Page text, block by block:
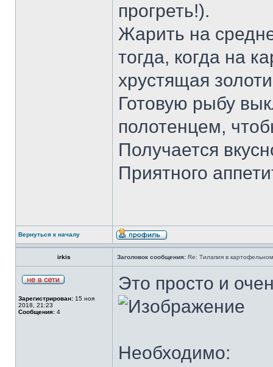
прогреть!).
Жарить на
тогда, когда на
хрустящая
Готовую рыбу
полотенцем,
Получается
Приятного
Вернуться к началу
irkis Заголовок сообщения: Re: Тилапия в
Зарегистрирован: 15 ноя
2018, 21:23
Сообщения: 4
Это просто и
Необходимо: